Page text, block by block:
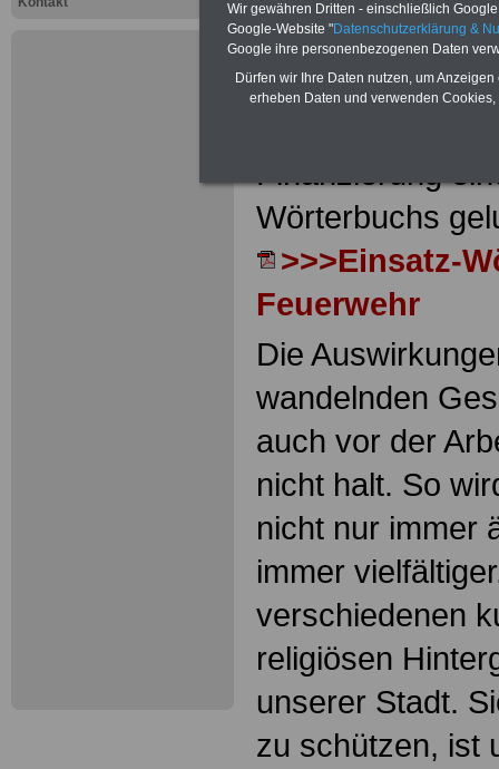
Nordrhein-
dem NRW-
Finanzierung
Wörterbuchs
>>>Einsatz-
Feuerwehr
Die
wandelnden
auch vor der
nicht halt. So
nicht nur immer
immer
verschiedenen
religiösen
unserer Stadt.
zu schützen, ist
Wir gewähren Dritten - einschließlich
Google-Website "Datenschutzerklärung &
Google ihre personenbezogenen Daten
Dürfen wir Ihre Daten nutzen, um
erheben Daten und verwenden